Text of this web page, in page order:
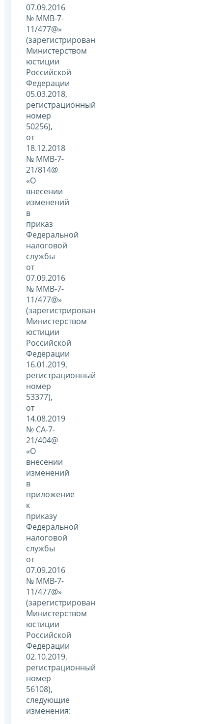
07.09.2016
№ ММВ-7-
11/477@»
(зарегистрирован
Министерством
юстиции
Российской
Федерации
05.03.2018,
регистрационный
номер
50256),
от
18.12.2018
№ ММВ-7-
21/814@
«О
внесении
изменений
в
приказ
Федеральной
налоговой
службы
от
07.09.2016
№ ММВ-7-
11/477@»
(зарегистрирован
Министерством
юстиции
Российской
Федерации
16.01.2019,
регистрационный
номер
53377),
от
14.08.2019
№ СА-7-
21/404@
«О
внесении
изменений
в
приложение
к
приказу
Федеральной
налоговой
службы
от
07.09.2016
№ ММВ-7-
11/477@»
(зарегистрирован
Министерством
юстиции
Российской
Федерации
02.10.2019,
регистрационный
номер
56108),
следующие
изменения: